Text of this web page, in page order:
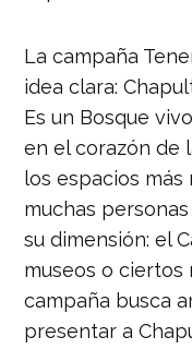
La campaña
idea clara:
Es un Bosque
en el corazón de
los espacios
muchas
su dimensión: el
museos o ciertos
campaña busca
presentar a